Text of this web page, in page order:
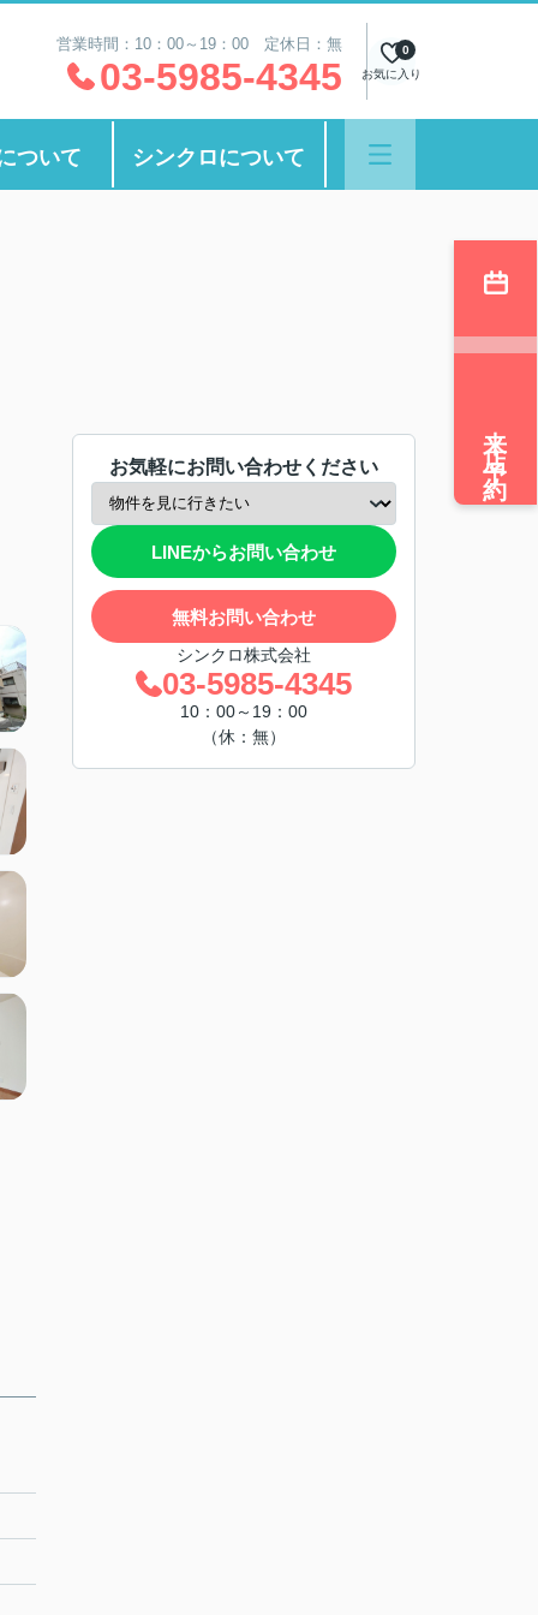
営業時間：10：00～19：00 定休日：無
03-5985-4345 お気に入り
0
ついて シンクロについて
お気軽にお問い合わせください
LINEからお問い合わせ
無料お問い合わせ
シンクロ株式会社
03-5985-4345
10：00～19：00
（休：無）
来店予約